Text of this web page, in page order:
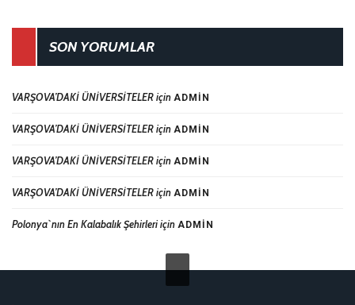
SON YORUMLAR
VARŞOVA’DAKİ ÜNİVERSİTELERiçin ADMIN
VARŞOVA’DAKİ ÜNİVERSİTELERiçin ADMIN
VARŞOVA’DAKİ ÜNİVERSİTELERiçin ADMIN
VARŞOVA’DAKİ ÜNİVERSİTELERiçin ADMIN
Polonya`nın En Kalabalık Şehirleriiçin ADMIN